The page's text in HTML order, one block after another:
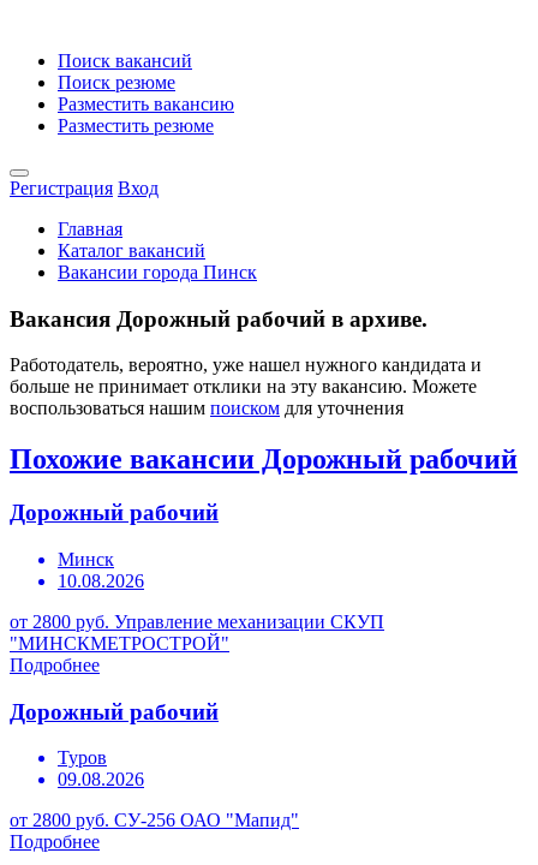
Поиск вакансий
Поиск резюме
Разместить вакансию
Разместить резюме
Регистрация Вход
Главная
Каталог вакансий
Вакансии города Пинск
Вакансия Дорожный рабочий в архиве.
Работодатель, вероятно, уже нашел нужного кандидата и
больше не принимает отклики на эту вакансию. Можете
воспользоваться нашим поиском для уточнения
Похожие вакансии Дорожный рабочий
Дорожный рабочий
Минск
10.08.2026
от 2800 руб. Управление механизации СКУП
"МИНСКМЕТРОСТРОЙ"
Подробнее
Дорожный рабочий
Туров
09.08.2026
от 2800 руб. СУ-256 ОАО "Мапид"
Подробнее